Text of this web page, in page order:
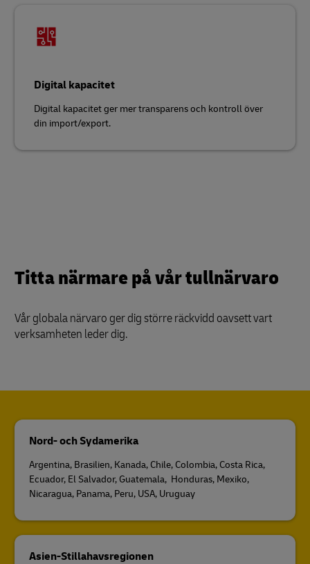
Digital kapacitet
Digital kapacitet ger mer transparens och kontroll över
din import/export.
Titta närmare på vår tullnärvaro
Vår globala närvaro ger dig större räckvidd oavsett vart
verksamheten leder dig.
Nord- och Sydamerika
Argentina, Brasilien, Kanada, Chile, Colombia, Costa Rica,
Ecuador, El Salvador, Guatemala, Honduras, Mexiko,
Nicaragua, Panama, Peru, USA, Uruguay
Asien-Stillahavsregionen